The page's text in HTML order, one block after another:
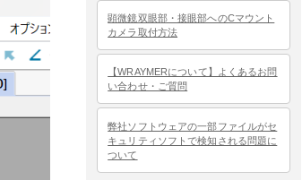
顕微鏡双眼部・接眼部へのCマウント
カメラ取付方法
【WRAYMERについて】よくあるお問
い合わせ・ご質問
弊社ソフトウェアの一部ファイルがセ
キュリティソフトで検知される問題に
ついて